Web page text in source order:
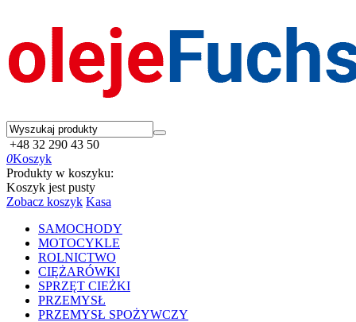
+48 32 290 43 50
0Koszyk
Produkty w koszyku:
Koszyk jest pusty
Zobacz koszyk Kasa
SAMOCHODY
MOTOCYKLE
ROLNICTWO
CIĘŻARÓWKI
SPRZĘT CIEŻKI
PRZEMYSŁ
PRZEMYSŁ SPOŻYWCZY